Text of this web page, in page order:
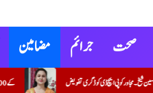
صحت جرائم مضامین
کنوٹ شہر و گوکونڈہ علاقے میں خصوصی گہری نظرِ ثانی (SIR) کے 100 فیصد فارموں کی ڈیجیٹلائزیشن مکمل کرنے والے بی ایل او عمران خان کریم خان (معاون مدرس) کی اعزازی تقریب